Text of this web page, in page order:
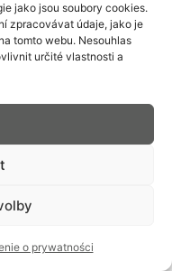
jako jsou soubory cookies.
zpracovávat údaje, jako je
tomto webu. Nesouhlas
určité vlastnosti a
o prywatności